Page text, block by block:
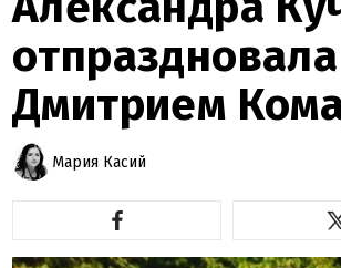
Дмитрием
Мария Касий